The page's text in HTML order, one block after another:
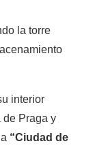
la torre
interior
de Praga y
“Ciudad de